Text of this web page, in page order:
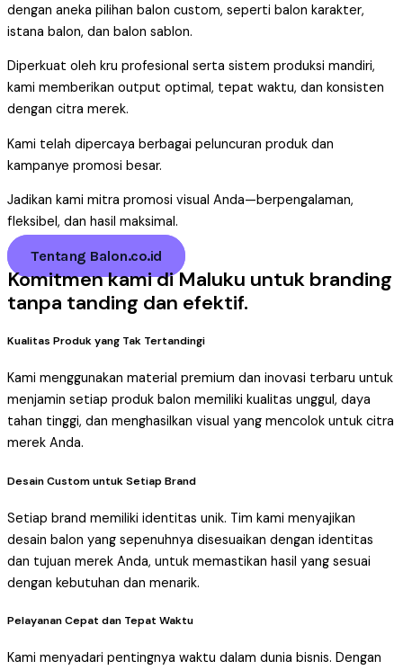
dengan aneka pilihan balon custom, seperti balon karakter,
istana balon, dan balon sablon.
Diperkuat oleh kru profesional serta sistem produksi mandiri,
kami memberikan output optimal, tepat waktu, dan konsisten
dengan citra merek.
Kami telah dipercaya berbagai peluncuran produk dan
kampanye promosi besar.
Jadikan kami mitra promosi visual Anda—berpengalaman,
fleksibel, dan hasil maksimal.
Tentang Balon.co.id
Komitmen kami di Maluku untuk branding
tanpa tanding dan efektif.
Kualitas Produk yang Tak Tertandingi
Kami menggunakan material premium dan inovasi terbaru untuk
menjamin setiap produk balon memiliki kualitas unggul, daya
tahan tinggi, dan menghasilkan visual yang mencolok untuk citra
merek Anda.
Desain Custom untuk Setiap Brand
Setiap brand memiliki identitas unik. Tim kami menyajikan
desain balon yang sepenuhnya disesuaikan dengan identitas
dan tujuan merek Anda, untuk memastikan hasil yang sesuai
dengan kebutuhan dan menarik.
Pelayanan Cepat dan Tepat Waktu
Kami menyadari pentingnya waktu dalam dunia bisnis. Dengan